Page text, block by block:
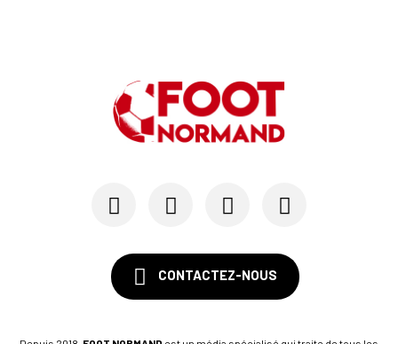
CONTACTEZ-NOUS